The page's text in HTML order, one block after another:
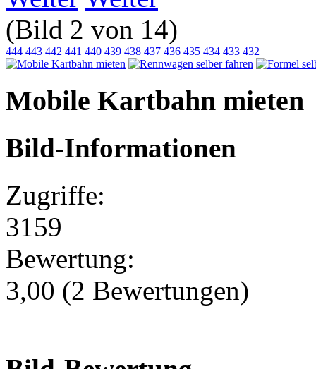
(Bild 2 von 14)
444 443 442 441 440 439 438 437 436 435 434 433 432
Mobile Kartbahn mieten
Bild-Informationen
Zugriffe:
3159
Bewertung:
3,00 (2 Bewertungen)